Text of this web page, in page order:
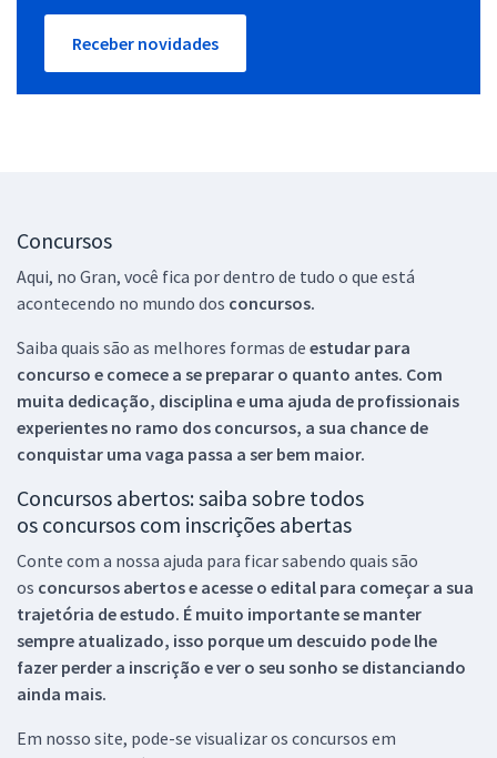
Receber novidades
Concursos
Aqui, no Gran, você fica por dentro de tudo o que está
acontecendo no mundo dos concursos.
Saiba quais são as melhores formas de estudar para
concurso e comece a se preparar o quanto antes. Com
muita dedicação, disciplina e uma ajuda de profissionais
experientes no ramo dos concursos, a sua chance de
conquistar uma vaga passa a ser bem maior.
Concursos abertos: saiba sobre todos
os concursos com inscrições abertas
Conte com a nossa ajuda para ficar sabendo quais são
os concursos abertos e acesse o edital para começar a sua
trajetória de estudo. É muito importante se manter
sempre atualizado, isso porque um descuido pode lhe
fazer perder a inscrição e ver o seu sonho se distanciando
ainda mais.
Em nosso site, pode-se visualizar os concursos em